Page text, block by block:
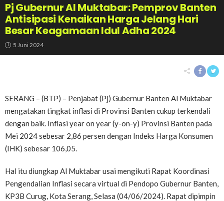
Pj Gubernur Al Muktabar: Pemprov Banten
Antisipasi Kenaikan Harga Jelang Hari
Besar Keagamaan Idul Adha 2024
5 Juni 2024
SERANG – (BTP) – Penjabat (Pj) Gubernur Banten Al Muktabar
mengatakan tingkat inflasi di Provinsi Banten cukup terkendali
dengan baik. Inflasi year on year (y-on-y) Provinsi Banten pada
Mei 2024 sebesar 2,86 persen dengan Indeks Harga Konsumen
(IHK) sebesar 106,05.
Hal itu diungkap Al Muktabar usai mengikuti Rapat Koordinasi
Pengendalian Inflasi secara virtual di Pendopo Gubernur Banten,
KP3B Curug, Kota Serang, Selasa (04/06/2024). Rapat dipimpin